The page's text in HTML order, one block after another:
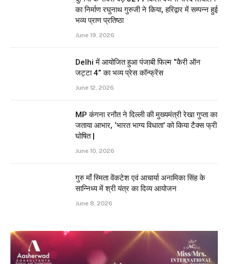
का निर्माण रघुनाथ गुरुजी ने किया, हरिद्वार में सम्पन्न हुई
भव्य प्राण प्रतिष्ठा
June 19, 2026
Delhi में आयोजित हुआ पंजाबी फिल्म “कैरी ऑन
जट्टा 4” का भव्य प्रेस कॉन्फ्रेंस
June 12, 2026
MP कंगना रनौत ने दिल्ली की मुख्यमंत्री रेखा गुप्ता का
जताया आभार, ‘भारत भाग्य विधाता’ को किया टैक्स फ्री
घोषित |
June 10, 2026
गुरु माँ स्मिता वेंकटेश एवं आचार्या अनामिका सिंह के
सान्निध्य में श्री यंत्र का दिव्य आयोजन
June 8, 2026